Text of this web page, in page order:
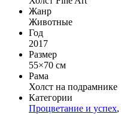
Жанр
Животные
Год
2017
Размер
55×70 см
Рама
Холст на подрамнике
Категории
Процветание и успех,